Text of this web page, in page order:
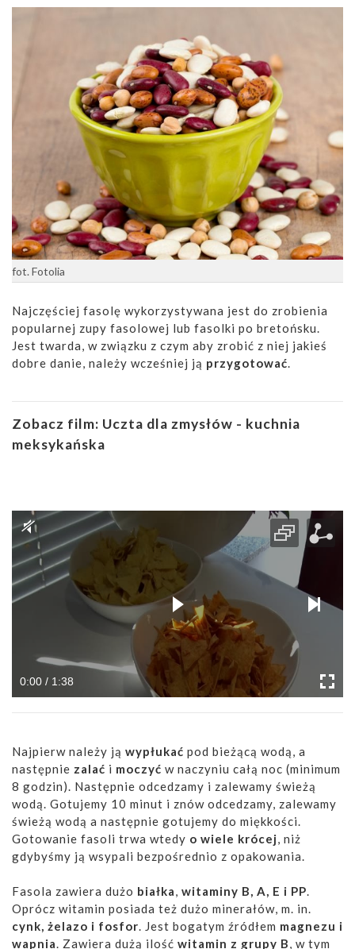
fot. Fotolia
Najczęściej fasolę wykorzystywana jest do zrobienia
popularnej zupy fasolowej lub fasolki po bretońsku.
Jest twarda, w związku z czym aby zrobić z niej jakieś
dobre danie, należy wcześniej ją przygotować.
Zobacz film: Uczta dla zmysłów - kuchnia
meksykańska
0:00 / 1:38
Najpierw należy ją wypłukać pod bieżącą wodą, a
następnie zalać i moczyć w naczyniu całą noc (minimum
8 godzin). Następnie odcedzamy i zalewamy świeżą
wodą. Gotujemy 10 minut i znów odcedzamy, zalewamy
świeżą wodą a następnie gotujemy do miękkości.
Gotowanie fasoli trwa wtedy o wiele krócej, niż
gdybyśmy ją wsypali bezpośrednio z opakowania.
Fasola zawiera dużo białka, witaminy B, A, E i PP.
Oprócz witamin posiada też dużo minerałów, m. in.
cynk, żelazo i fosfor. Jest bogatym źródłem magnezu i
wapnia. Zawiera dużą ilość witamin z grupy B, w tym